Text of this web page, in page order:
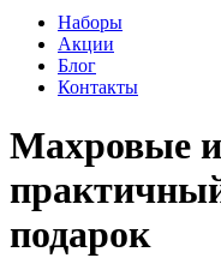
Наборы
Акции
Блог
Контакты
Махровые
подарок